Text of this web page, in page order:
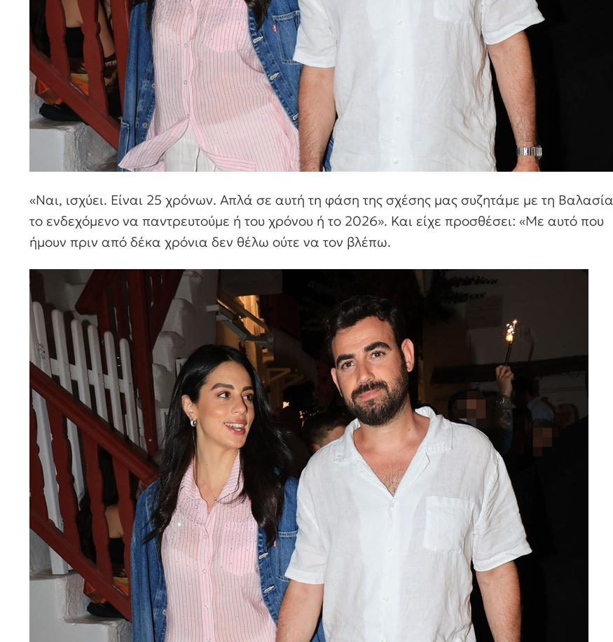
«Ναι, ισχύει. Είναι 25 χρόνων. Απλά σε αυτή τη φάση της σχέσης μας συζητάμε με τη Βαλασία
το ενδεχόμενο να παντρευτούμε ή του χρόνου ή το 2026». Και είχε προσθέσει: «Με αυτό που
ήμουν πριν από δέκα χρόνια δεν θέλω ούτε να τον βλέπω.